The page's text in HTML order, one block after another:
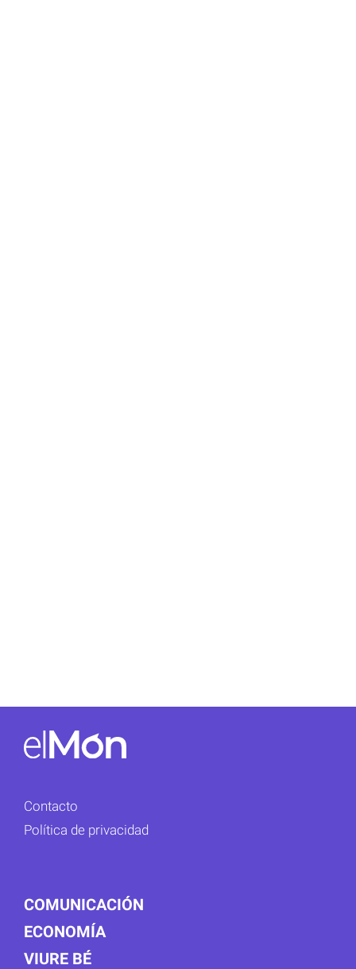
Contacto
Política de privacidad
COMUNICACIÓN
ECONOMÍA
VIURE BÉ